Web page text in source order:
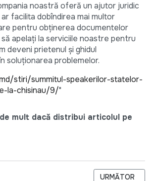
noastră oferă un ajutor juridic
facilita dobîndirea mai multor
pentru obţinerea documentelor
apelaţi la serviciile noastre pentru
deveni prietenul şi ghidul
soluţionarea problemelor.
stiri/summitul-speakerilor-statelor-
la-chisinau/9/"
mult dacă distribui articolul pe
LANSAREA PROIECTULUI:ARTICOLUL
URMĂTOR